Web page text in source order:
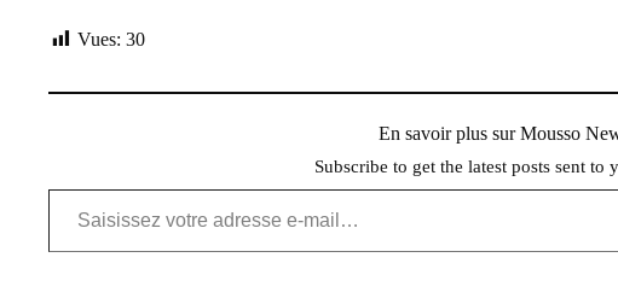
Vues: 30
En savoir plus sur Mousso
Subscribe to get the latest posts sent to
Saisissez votre adresse e-mail…